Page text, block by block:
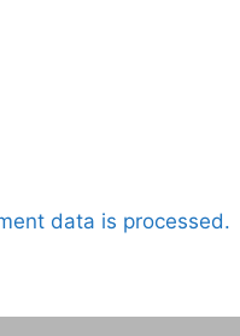
data is processed.